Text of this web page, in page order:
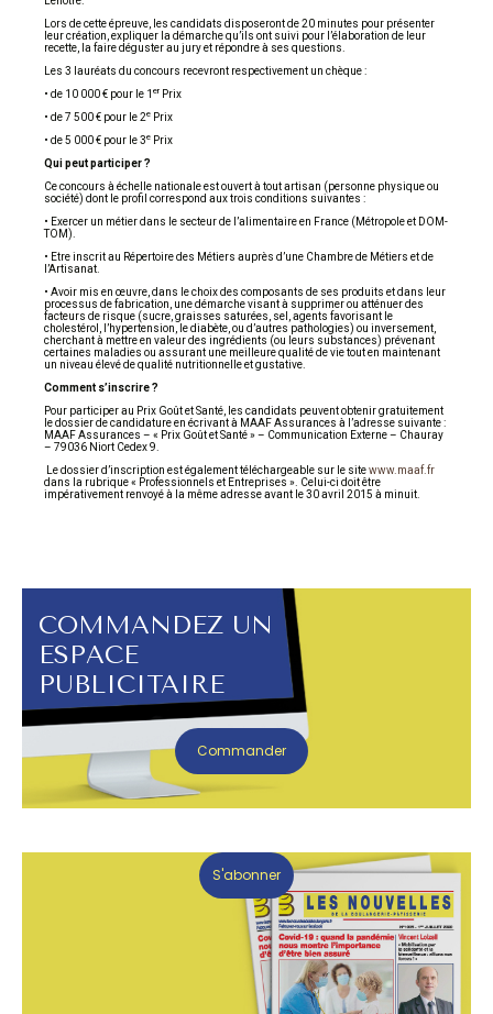
Lors de cette épreuve, les candidats disposeront de 20 minutes pour présenter
leur création, expliquer la démarche qu’ils ont suivi pour l’élaboration de leur
recette, la faire déguster au jury et répondre à ses questions.
Les 3 lauréats du concours recevront respectivement un chèque :
• de 10 000 € pour le 1 er Prix
• de 7 500 € pour le 2e Prix
• de 5 000 € pour le 3e Prix
Qui peut participer ?
Ce concours à échelle nationale est ouvert à tout artisan (personne physique ou
société) dont le profil correspond aux trois conditions suivantes :
• Exercer un métier dans le secteur de l’alimentaire en France (Métropole et DOM-
TOM).
• Etre inscrit au Répertoire des Métiers auprès d’une Chambre de Métiers et de
l’Artisanat.
• Avoir mis en œuvre, dans le choix des composants de ses produits et dans leur
processus de fabrication, une démarche visant à supprimer ou atténuer des
facteurs de risque (sucre, graisses saturées, sel, agents favorisant le
cholestérol, l’hypertension, le diabète, ou d’autres pathologies) ou inversement,
cherchant à mettre en valeur des ingrédients (ou leurs substances) prévenant
certaines maladies ou assurant une meilleure qualité de vie tout en maintenant
un niveau élevé de qualité nutritionnelle et gustative.
Comment s’inscrire ?
Pour participer au Prix Goût et Santé, les candidats peuvent obtenir gratuitement
le dossier de candidature en écrivant à MAAF Assurances à l’adresse suivante :
MAAF Assurances – « Prix Goût et Santé » – Communication Externe – Chauray
– 79036 Niort Cedex 9.
Le dossier d’inscription est également téléchargeable sur le sitewww.maaf.fr
dans la rubrique « Professionnels et Entreprises ». Celui-ci doit être
impérativement renvoyé à la même adresse avant le 30 avril 2015 à minuit.
COMMANDEZ UN
ESPACE
PUBLICITAIRE
Commander
S'abonner